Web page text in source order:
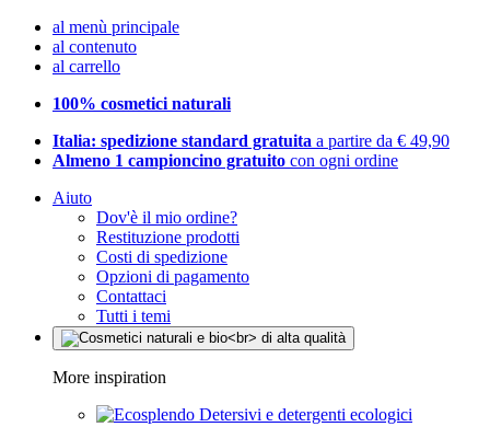
al menù principale
al contenuto
al carrello
100% cosmetici naturali
Italia: spedizione standard gratuita a partire da € 49,90
Almeno 1 campioncino gratuito con ogni ordine
Aiuto
Dov'è il mio ordine?
Restituzione prodotti
Costi di spedizione
Opzioni di pagamento
Contattaci
Tutti i temi
More inspiration
Detersivi e detergenti ecologici